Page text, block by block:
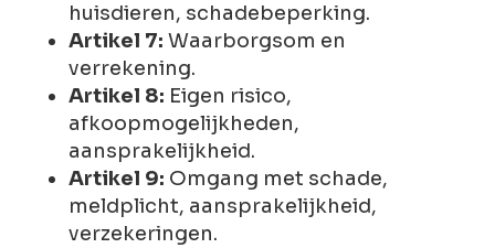
huisdieren, schadebeperking.
Artikel 7: Waarborgsom en
verrekening.
Artikel 8: Eigen risico,
afkoopmogelijkheden,
aansprakelijkheid.
Artikel 9: Omgang met schade,
meldplicht, aansprakelijkheid,
verzekeringen.